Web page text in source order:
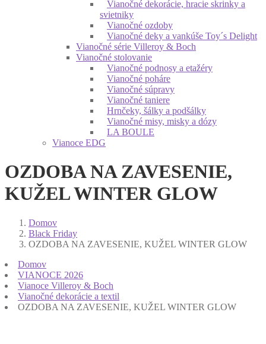
Vianočné dekorácie, hracie skrinky a
svietniky
Vianočné ozdoby
Vianočné deky a vankúše Toy´s Delight
Vianočné série Villeroy & Boch
Vianočné stolovanie
Vianočné podnosy a etažéry
Vianočné poháre
Vianočné súpravy
Vianočné taniere
Hrnčeky, šálky a podšálky
Vianočné misy, misky a dózy
LA BOULE
Vianoce EDG
OZDOBA NA ZAVESENIE,
KUŽEL WINTER GLOW
Domov
Black Friday
OZDOBA NA ZAVESENIE, KUŽEL WINTER GLOW
Domov
VIANOCE 2026
Vianoce Villeroy & Boch
Vianočné dekorácie a textil
OZDOBA NA ZAVESENIE, KUŽEL WINTER GLOW